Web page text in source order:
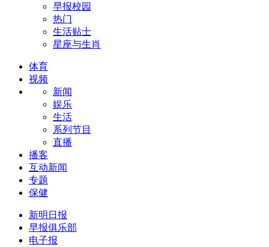
早报校园
热门
生活贴士
星座与生肖
体育
视频
新闻
娱乐
生活
系列节目
直播
播客
互动新闻
专题
保健
新明日报
早报俱乐部
电子报